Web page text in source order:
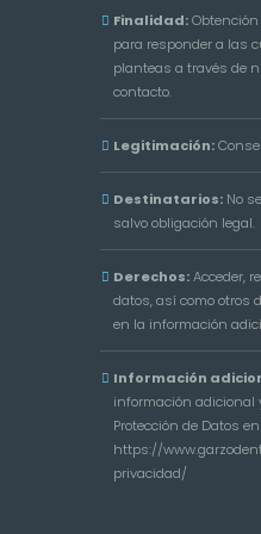
Finalidad:
para responder a las
planteas a través de
contacto.
Legitimación:
Destinatarios: No
salvo obligación legal.
Derechos:Acceder,
datos, así como otros
en la información
Información
información adicional
Protección de Datos
https://
privacidad/